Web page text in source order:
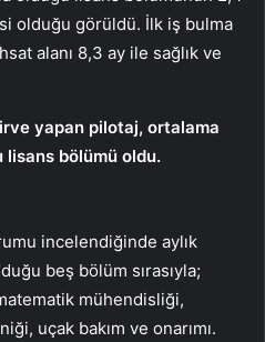
olduğu görüldü. İlk iş bulma
alanı 8,3 ay ile sağlık ve
yapan pilotaj, ortalama
lisans bölümü oldu.
incelendiğinde aylık
beş bölüm sırasıyla;
mühendisliği,
uçak bakım ve onarımı.